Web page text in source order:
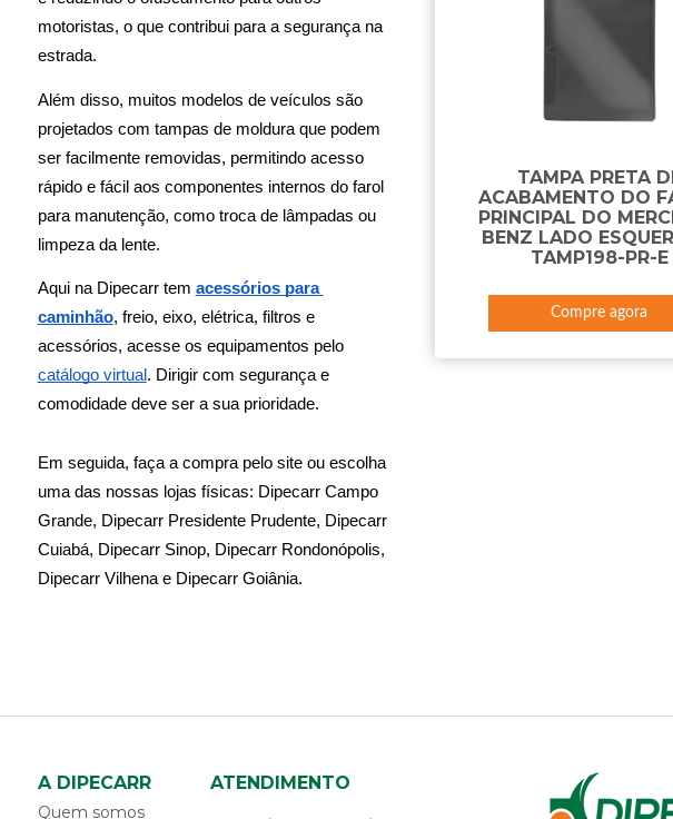
capa da porca do parafuso do chassi
capa de retrovisor
carcaça filtro
carroceria - componentes
catraca de amarração
chapa do paralama
chave combinada antifurto
chave da tampa do tanque
cinta de amarração
cinta do parabarro
cinta rebocadora
climatizador
climatizador - componentes
componentes para sider -
carrocerias metalicas
conjunto de cinta e catraca de
amarração
corda para amarração
defletor de ar
defletor de ar interno
motoristas, o que contribui para a segurança na
estrada.
Além disso, muitos modelos de veículos são
projetados com tampas de moldura que podem
ser facilmente removidas, permitindo acesso
rápido e fácil aos componentes internos do farol
para manutenção, como troca de lâmpadas ou
limpeza da lente.
Aqui na Dipecarr tem acessórios para
caminhão, freio, eixo, elétrica, filtros e
acessórios, acesse os equipamentos pelo
catálogo virtual . Dirigir com segurança e
comodidade deve ser a sua prioridade.
Em seguida, faça a compra pelo site ou escolha
uma das nossas lojas físicas: Dipecarr Campo
Grande, Dipecarr Presidente Prudente, Dipecarr
Cuiabá, Dipecarr Sinop, Dipecarr Rondonópolis,
Dipecarr Vilhena e Dipecarr Goiânia.
TAMPA PRETA
ACABAMENTO DO
PRINCIPAL DO
BENZ LADO
TAMP198-PR-E
Compre agora
A DIPECARR
Quem somos
ATENDIMENTO